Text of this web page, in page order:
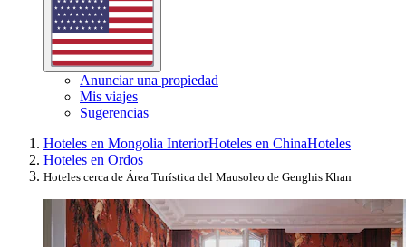
Anunciar una propiedad
Mis viajes
Sugerencias
Hoteles en Mongolia InteriorHoteles en ChinaHoteles
Hoteles en Ordos
Hoteles cerca de Área Turística del Mausoleo de Genghis Khan